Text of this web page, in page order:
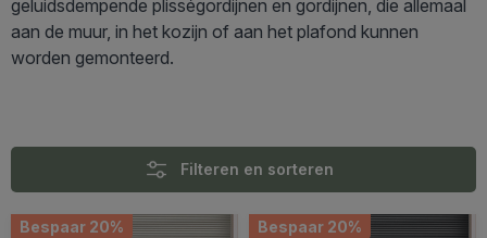
geluidsdempende plisségordijnen en gordijnen, die allemaal
aan de muur, in het kozijn of aan het plafond kunnen
worden gemonteerd.
Filteren en sorteren
Bespaar 20% Bespaar 20%